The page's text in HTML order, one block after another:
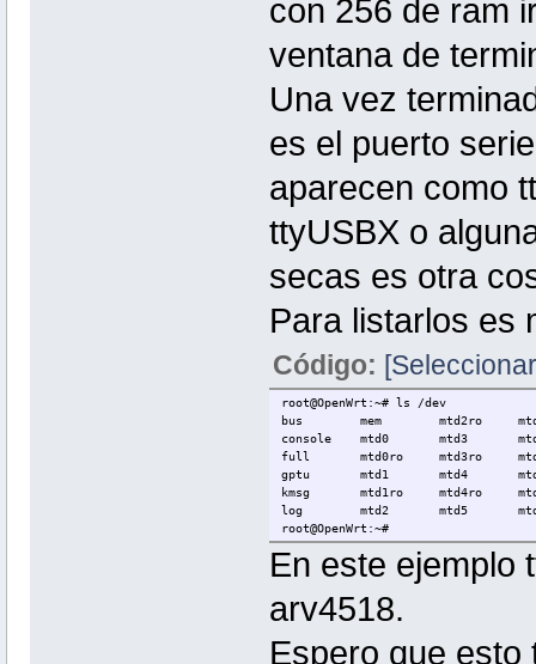
con 256 de ram
ventana de
Una vez
es el puerto
aparecen como
ttyUSBX o
secas es otra
Para listarlos es
Código:
root@OpenWrt:~# ls /dev
bus mem mtd2ro
console mtd0 mtd3
full mtd0ro mtd3ro
gptu mtd1 mtd4
kmsg mtd1ro mtd4ro
log mtd2 mtd5
root@OpenWrt:~#
En este ejemplo
arv4518.
Espero que esto